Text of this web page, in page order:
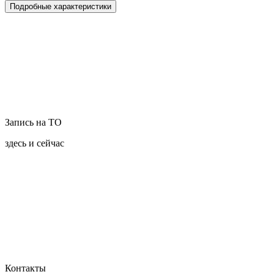
Подробные характеристики
Запись на ТО
здесь и сейчас
Контакты